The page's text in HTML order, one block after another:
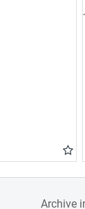
Archive